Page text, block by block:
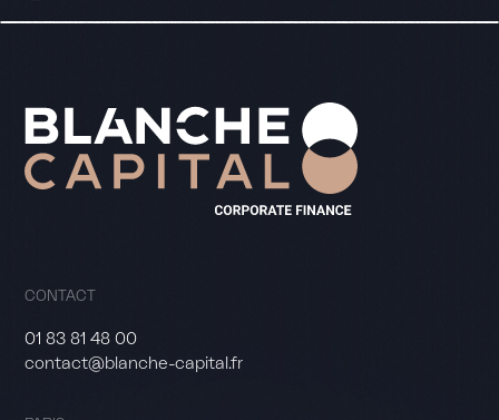
CONTACT
01 83 81 48 00
contact@blanche-capital.fr